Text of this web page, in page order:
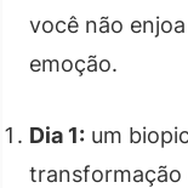
você não
emoção.
Dia 1: um
transformação